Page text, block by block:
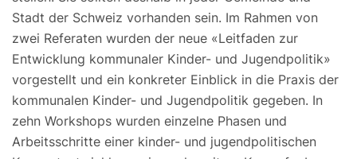
Stadt der Schweiz vorhanden sein. Im Rahmen von
zwei Referaten wurden der neue «Leitfaden zur
Entwicklung kommunaler Kinder- und Jugendpolitik»
vorgestellt und ein konkreter Einblick in die Praxis der
kommunalen Kinder- und Jugendpolitik gegeben. In
zehn Workshops wurden einzelne Phasen und
Arbeitsschritte einer kinder- und jugendpolitischen